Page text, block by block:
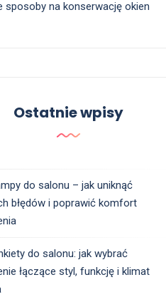
sposoby na konserwację okien
Ostatnie wpisy
do salonu – jak uniknąć
błędów i poprawić komfort
do salonu: jak wybrać
łączące styl, funkcję i klimat